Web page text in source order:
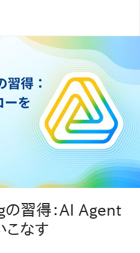
習得：AI Agent
こなす